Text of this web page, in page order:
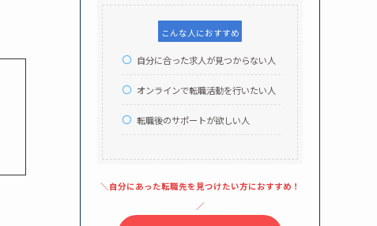
こんな人におすすめ
自分に合った求人が見つからない人
オンラインで転職活動を行いたい人
転職後のサポートが欲しい人
＼自分にあった転職先を見つけたい方におすすめ！
／